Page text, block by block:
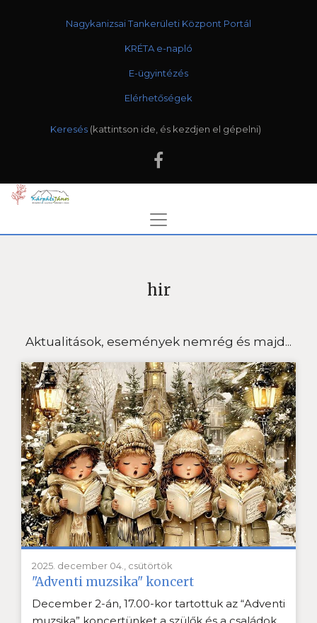
Nagykanizsai Tankerületi Központ Portál
KRÉTA e-napló
E-ügyintézés
Elérhetőségek
Keresés
hir
Aktualitások, események nemrég és majd...
2025. december 04., csütörtök
"Adventi muzsika" koncert
December 2-án, 17.00-kor tartottuk az “Adventi